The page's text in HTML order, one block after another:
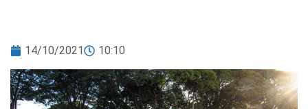
14/10/2021 10:10